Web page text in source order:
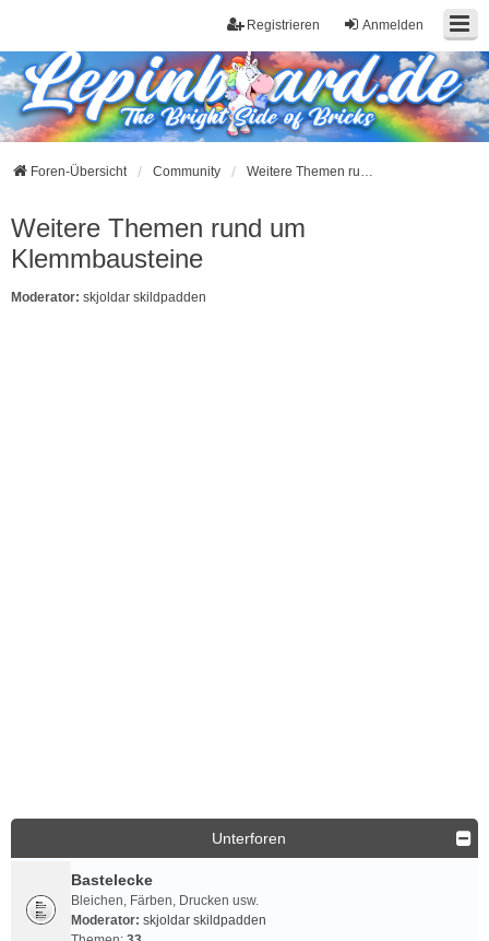
Anmelden
Registrieren
Foren-Übersicht Community Weitere Themen rund um Klemmbausteine
Weitere Themen rund um
Klemmbausteine
Moderator: skjoldar skildpadden
Unterforen
Bastelecke
Bleichen, Färben, Drucken usw.
Moderator: skjoldar skildpadden